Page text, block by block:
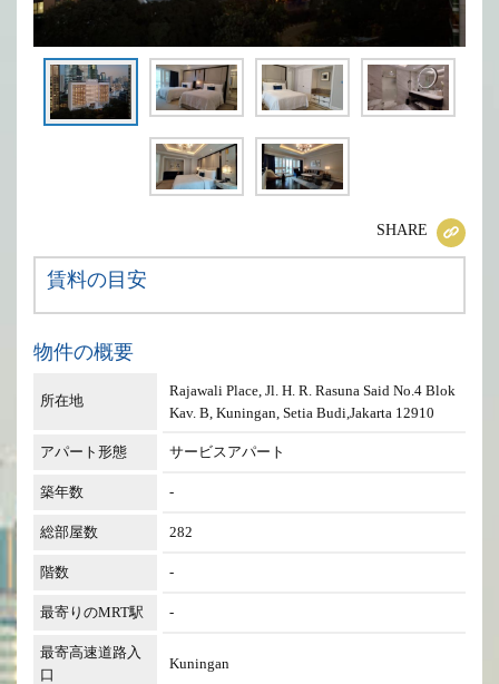
SHARE
賃料の目安
物件の概要
所在地
Rajawali Place, Jl. H. R. Rasuna Said No.4 Blok
Kav. B, Kuningan, Setia Budi,Jakarta 12910
アパート形態 サービスアパート
築年数 -
総部屋数 282
階数 -
最寄りのMRT駅 -
最寄高速道路入
口
Kuningan